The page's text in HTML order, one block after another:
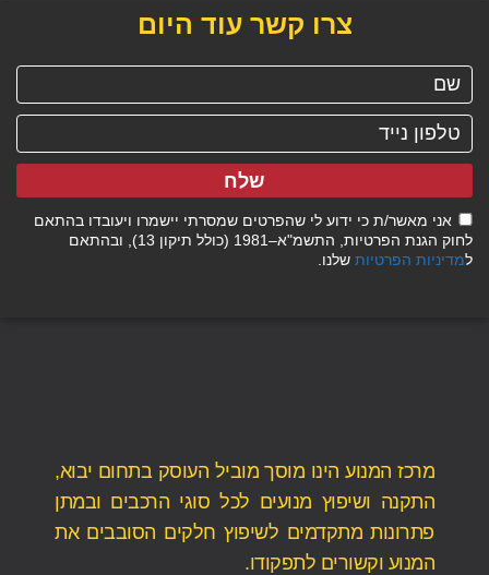
צרו קשר עוד היום
אני מאשר/ת כי ידוע לי שהפרטים שמסרתי יישמרו ויעובדו בהתאם
לחוק הגנת הפרטיות, התשמ"א–1981 (כולל תיקון 13), ובהתאם
למדיניות הפרטיות שלנו.
שלח
מרכז המנוע הינו מוסך מוביל העוסק בתחום יבוא,
התקנה ושיפוץ מנועים לכל סוגי הרכבים ובמתן
פתרונות מתקדמים לשיפוץ חלקים הסובבים את
המנוע וקשורים לתפקודו.